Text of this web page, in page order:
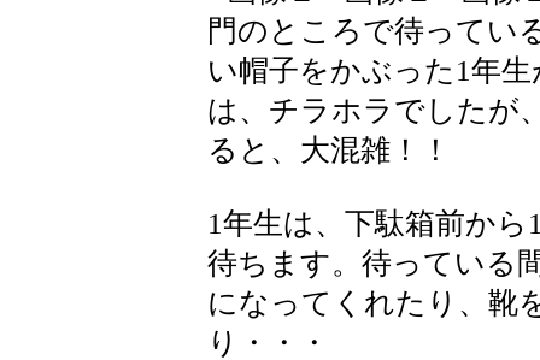
門のところで待ってい
い帽子をかぶった1年
は、チラホラでしたが
ると、大混雑！！
1年生は、下駄箱前か
待ちます。待っている
になってくれたり、靴
り・・・